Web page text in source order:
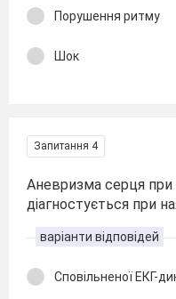
Порушення ритму
Шок
Запитання 4
Аневризма серця при
діагностується при
варіанти відповідей
Сповільненої ЕКГ-